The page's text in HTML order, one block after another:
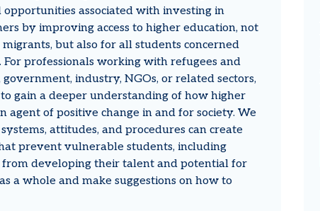
opportunities associated with investing in
by improving access to higher education, not
but also for all students concerned
professionals working with refugees and
industry, NGOs, or related sectors,
gain a deeper understanding of how higher
agent of positive change in and for society. We
attitudes, and procedures can create
prevent vulnerable students, including
developing their talent and potential for
a whole and make suggestions on how to